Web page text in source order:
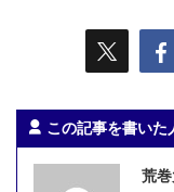
この記事を書いた
荒